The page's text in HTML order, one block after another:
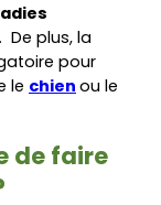
.  De plus, la
pour
le chien
de faire